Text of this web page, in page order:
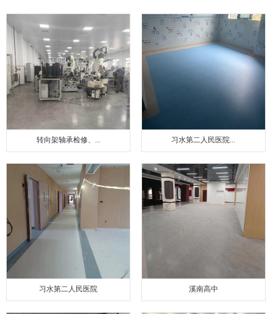
转向架轴承检修、... 习水第二人民医院...
习水第二人民医院 溪南高中